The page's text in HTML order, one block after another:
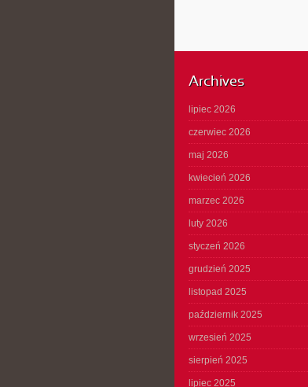
Archives
lipiec 2026
czerwiec 2026
maj 2026
kwiecień 2026
marzec 2026
luty 2026
styczeń 2026
grudzień 2025
listopad 2025
październik 2025
wrzesień 2025
sierpień 2025
lipiec 2025